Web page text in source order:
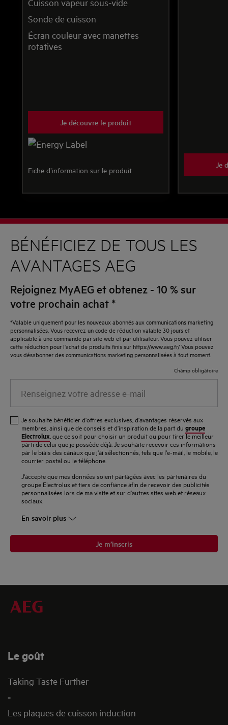
Sonde de cuisson
Écran couleur avec manettes
rotatives
Je découvre le produit
Fiche d’information sur le produit
Je
BÉNÉFICIEZ DE TOUS LES
AVANTAGES AEG
Rejoignez MyAEG et obtenez - 10 % sur
votre prochain achat *
*Valable uniquement pour les nouveaux abonnés aux communications marketing
personnalisées. Vous recevrez un code de réduction valable 30 jours et
applicable à une commande par site web et par utilisateur. Vous pouvez utiliser
cette réduction pour l'achat de produits finis sur https://www.aeg.fr/ Vous pouvez
vous désabonner des communications marketing personnalisées à tout moment.
Champ obligatoire
votre
e-
mail
Je souhaite bénéficier d'offres exclusives, d'avantages réservés aux
membres, ainsi que de conseils et d'inspiration de la part du groupe
Electrolux , que ce soit pour choisir un produit ou pour tirer le meilleur
parti de celui que je possède déjà. Je souhaite recevoir ces informations
par le biais des canaux que j'ai sélectionnés, tels que l'e-mail, le mobile, le
courrier postal ou le téléphone.
J'accepte que mes données soient partagées avec les partenaires du
groupe Electrolux et tiers de confiance afin de recevoir des publicités
personnalisées lors de ma visite et sur d'autres sites web et réseaux
sociaux.
En savoir plus
Je m’inscris
Le goût
Taking Taste Further
-
Les plaques de cuisson induction